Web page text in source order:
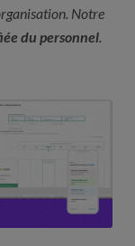
Notre
du personnel